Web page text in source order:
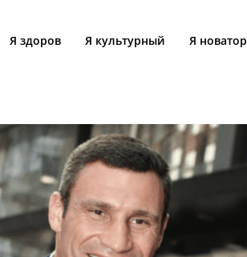
Я здоров Я культурный Я новатор